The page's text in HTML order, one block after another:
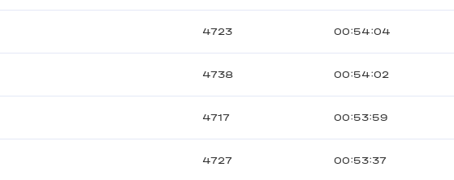
4723 00:54:04
4738 00:54:02
4717 00:53:59
4727 00:53:37